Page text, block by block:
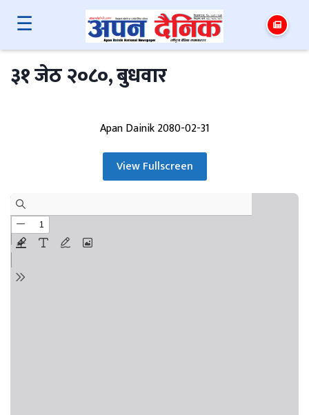
☰
३१ जेठ २०८०, बुधवार
Apan Dainik 2080-02-31
View Fullscreen